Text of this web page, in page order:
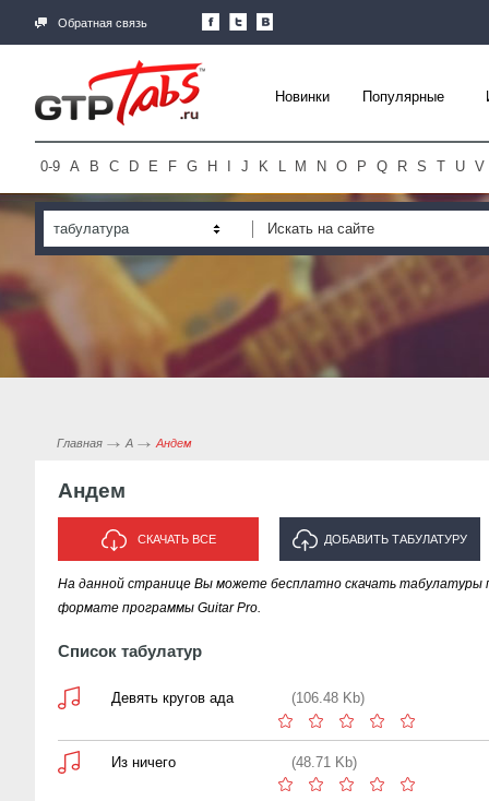
Обратная связь
Новинки Популярные
0-9 A B C D E F G H J K L M N O P Q R S T U V
табулатура
Главная А Андем
Андем
СКАЧАТЬ ВСЕ ДОБАВИТЬ ТАБУЛАТУРУ
ИСПОЛНИТЕЛЯ "АНДЕМ"
На данной странице Вы можете бесплатно скачать табулатуры
формате программы Guitar Pro.
Список табулатур
Девять кругов ада (106.48 Kb)
Из ничего (48.71 Kb)